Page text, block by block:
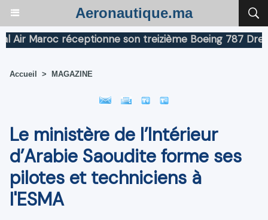
Aeronautique.ma
Maroc réceptionne son treizième Boeing 787
Accueil > MAGAZINE
Le ministère de l’Intérieur
d’Arabie Saoudite forme ses
pilotes et techniciens à
l'ESMA